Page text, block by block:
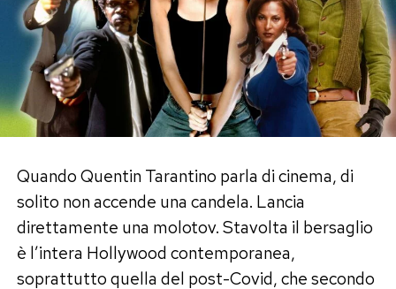
Quando Quentin Tarantino parla di cinema, di
solito non accende una candela. Lancia
direttamente una molotov. Stavolta il bersaglio
è l’intera Hollywood contemporanea,
soprattutto quella del post-Covid, che secondo